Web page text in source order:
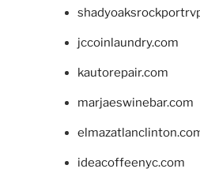
jccoinlaundry.com
kautorepair.com
marjaeswinebar.com
ideacoffeenyc.com